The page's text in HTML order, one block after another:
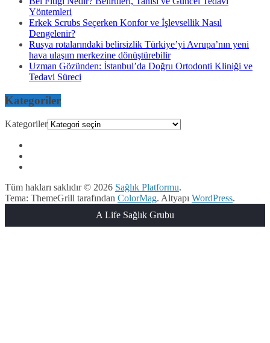
Yöntemleri
Erkek Scrubs Seçerken Konfor ve İşlevsellik Nasıl
Dengelenir?
Rusya rotalarındaki belirsizlik Türkiye’yi Avrupa’nın yeni
hava ulaşım merkezine dönüştürebilir
Uzman Gözünden: İstanbul’da Doğru Ortodonti Kliniği ve
Tedavi Süreci
Kategoriler
Kategoriler
Tüm hakları saklıdır © 2026 Sağlık Platformu.
Tema: ThemeGrill tarafından ColorMag. Altyapı WordPress.
A Life Sağlık Grubu